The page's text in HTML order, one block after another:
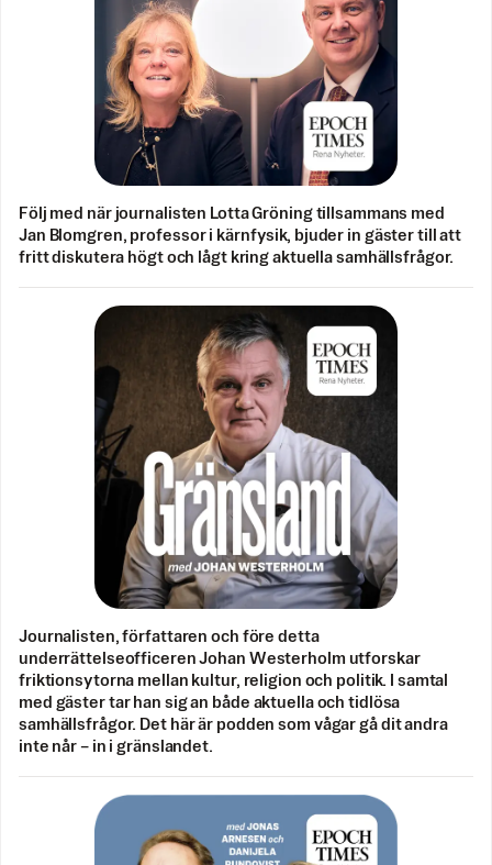
Följ med när journalisten Lotta Gröning tillsammans med
Jan Blomgren, professor i kärnfysik, bjuder in gäster till att
fritt diskutera högt och lågt kring aktuella samhällsfrågor.
Journalisten, författaren och före detta
underrättelseofficeren Johan Westerholm utforskar
friktionsytorna mellan kultur, religion och politik. I samtal
med gäster tar han sig an både aktuella och tidlösa
samhällsfrågor. Det här är podden som vågar gå dit andra
inte når – in i gränslandet.